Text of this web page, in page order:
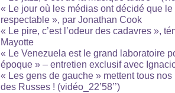
« Le jour où les médias ont décidé que
respectable », par Jonathan Cook
« Le pire, c’est l’odeur des cadavres »,
Mayotte
« Le Venezuela est le grand laboratoire
époque » – entretien exclusif avec
« Les gens de gauche » mettent tous
des Russes ! (vidéo_22’58’’)